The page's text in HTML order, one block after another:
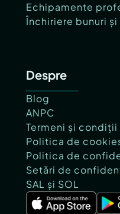
Echipamente
Închiriere bunuri
Despre
Blog
ANPC
Termeni și condiții
Politica de
Politica de
Setări de
SAL și SOL